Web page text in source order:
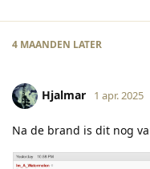
4 MAANDEN LATER
Hjalmar 1 apr. 2025
Na de brand is dit nog